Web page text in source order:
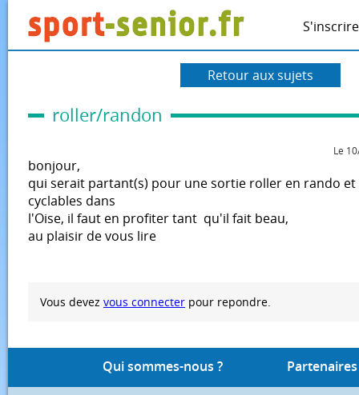
S'inscrire
Retour aux sujets
roller/randon
Le
bonjour,
qui serait partant(s) pour une sortie roller en rando et
cyclables dans
l'Oise, il faut en profiter tant qu'il fait beau,
au plaisir de vous lire
Vous devez vous connecter pour repondre.
Qui sommes-nous ? Partenaires